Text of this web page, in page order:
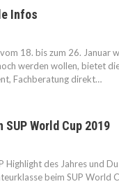
Infos
18. bis zum 26. Januar
werden wollen, bietet
Fachberatung direkt…
World Cup 2019
Highlight des Jahres und
beim SUP World